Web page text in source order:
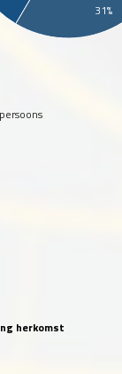
31%
herkomst